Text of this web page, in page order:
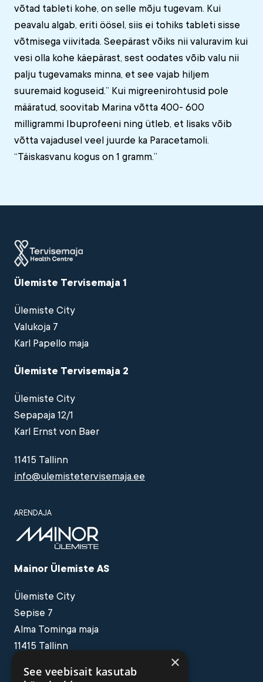
võtad tableti kohe, on selle mõju tugevam. Kui
peavalu algab, eriti öösel, siis ei tohiks tableti sisse
võtmisega viivitada. Seepärast võiks nii valuravim kui
vesi olla kohe käepärast, sest oodates võib valu nii
palju tugevamaks minna, et see vajab hiljem
suuremaid koguseid.” Kui migreenirohtusid pole
määratud, soovitab Marina võtta 400- 600
milligrammi Ibuprofeeni ning ütleb, et lisaks võib
võtta vajadusel veel juurde ka Paracetamoli.
“Täiskasvanu kogus on 1 gramm.”
Ülemiste Tervisemaja 1
Ülemiste City
Valukoja 7
Karl Papello maja
Ülemiste Tervisemaja 2
Ülemiste City
Sepapaja 12/1
Karl Ernst von Baer
11415 Tallinn
info@ulemistetervisemaja.ee
ARENDAJA
Mainor Ülemiste AS
Ülemiste City
Sepise 7
Alma Tominga maja
11415 Tallinn
×
See veebisait kasutab